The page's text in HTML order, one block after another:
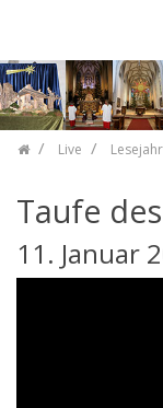
Zum Inhalt springen
Live
Taufe
11. Januar